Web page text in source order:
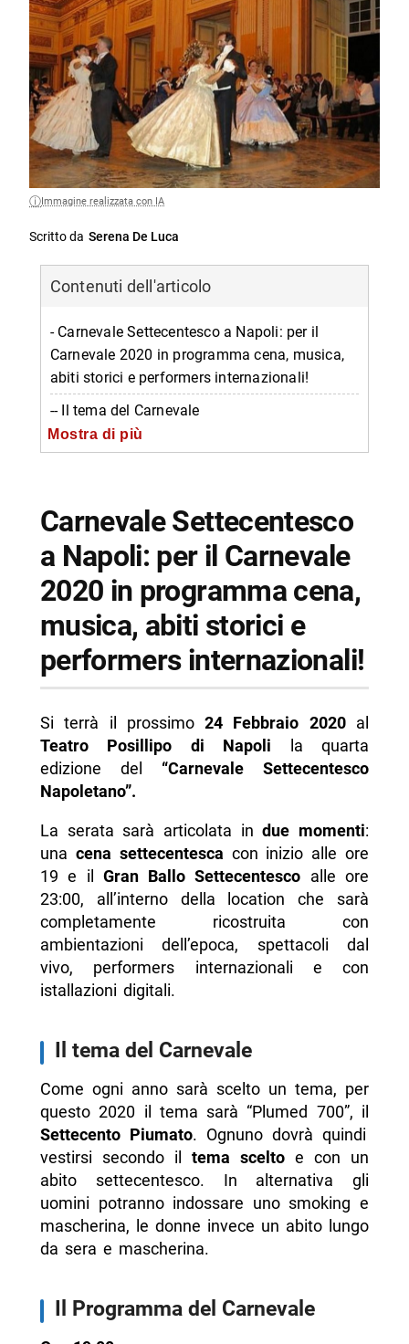
Immagine realizzata con IA
Scritto da Serena De Luca
Contenuti dell'articolo
- Carnevale Settecentesco a Napoli: per il
Carnevale 2020 in programma cena, musica,
abiti storici e performers internazionali!
-- Il tema del Carnevale
-- Il Programma del Carnevale
-- Scopri di più da Napolike.it
Mostra di più
Carnevale Settecentesco
a Napoli: per il Carnevale
2020 in programma cena,
musica, abiti storici e
performers internazionali!
Si terrà il prossimo24 Febbraio 2020al
Teatro Posillipo di Napoli la quarta
edizione del
“Carnevale Settecentesco
Napoletano”.
La serata sarà articolata indue momenti:
una cena settecentesca con inizio alle ore
19 e il Gran Ballo Settecentesco alle ore
23:00, all’interno della location che sarà
completamente ricostruita con
ambientazioni dell’epoca, spettacoli dal
vivo, performers internazionali e con
istallazioni digitali.
Il tema del Carnevale
Come ogni anno sarà scelto un tema, per
questo 2020 il tema sarà “Plumed 700”, il
Settecento Piumato. Ognuno dovrà quindi
vestirsi secondo il
tema scelto e con un
abito settecentesco. In alternativa gli
uomini potranno indossare uno smoking e
mascherina, le donne invece un abito lungo
da sera e mascherina.
Il Programma del Carnevale